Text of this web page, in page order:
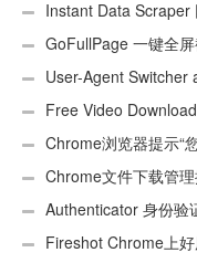
Instant Data Scraper
GoFullPage 一键全屏
User-Agent Switcher
UA)Free Video
ts文件Chrome浏览器提示“
Chrome文件下载管
Authenticator 身份验
Fireshot Chrome上